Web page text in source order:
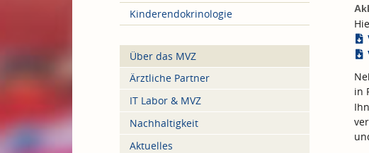
Kinderendokrinologie
Über das MVZ
Ärztliche Partner
IT Labor & MVZ
Nachhaltigkeit
Aktuelles
in